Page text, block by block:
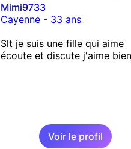
Mimi9733
Cayenne - 33 ans
Slt je suis une fille qui aime
écoute et discute j'aime bien
Voir le profil